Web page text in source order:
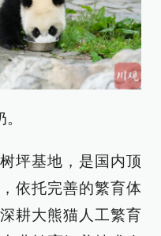
坪基地，是国内顶
依托完善的繁育体
耕大熊猫人工繁育